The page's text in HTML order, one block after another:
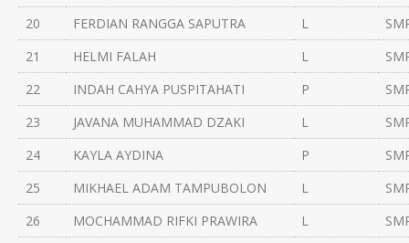
20
FERDIAN RANGGA SAPUTRA L
21
HELMI FALAH L
22
INDAH CAHYA PUSPITAHATI P
23
JAVANA MUHAMMAD DZAKI L
24
KAYLA AYDINA P
25
MIKHAEL ADAM TAMPUBOLON L
26
MOCHAMMAD RIFKI PRAWIRA L